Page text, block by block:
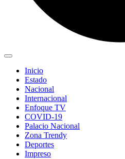
Inicio
Estado
Nacional
Internacional
Enfoque TV
COVID-19
Palacio Nacional
Zona Trendy
Deportes
Impreso